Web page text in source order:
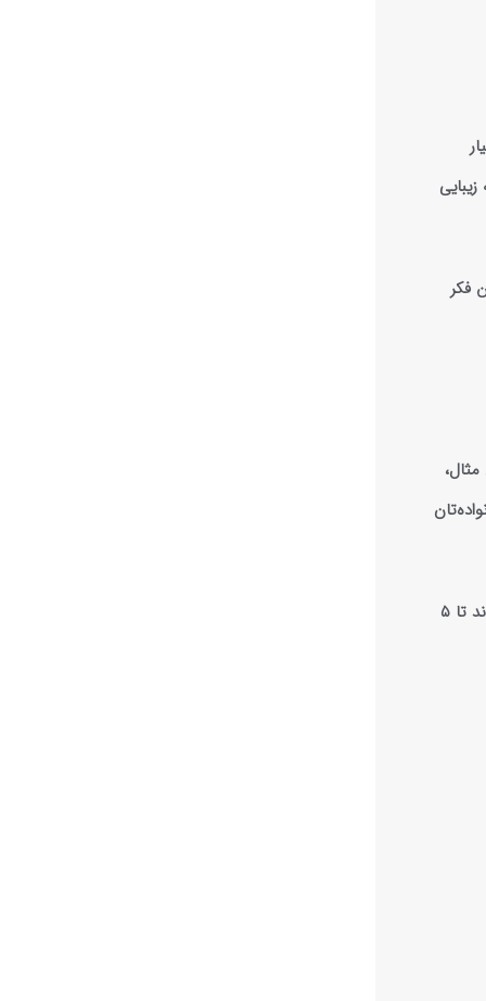
فکر
این ویژگی‌ها نه تنها ایمنی را تضمین می‌کنند، بلکه عمر مفید دستگاه را نیز افزایش می‌دهند. آیا می‌دانستید که یک سیستم ایمنی خوب می‌تواند تا ۵